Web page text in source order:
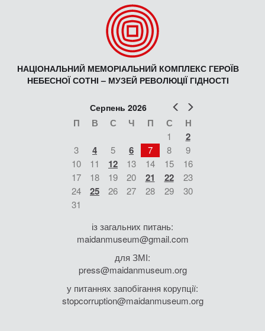
НАЦІОНАЛЬНИЙ МЕМОРІАЛЬНИЙ КОМПЛЕКС ГЕРОЇВ
НЕБЕСНОЇ СОТНІ – МУЗЕЙ РЕВОЛЮЦІЇ ГІДНОСТІ
Попер
Серпень 2026
П В С Ч П С Н
1 2
3 4 5 6 7 8
9
10
11 12 13 14 15
16
17
18 19 20 21 22
23
24
25 26 27 28 29
30
31
із загальних питань:
maidanmuseum@gmail.com
для ЗМІ:
press@maidanmuseum.org
у питаннях запобігання корупції:
stopcorruption@maidanmuseum.org